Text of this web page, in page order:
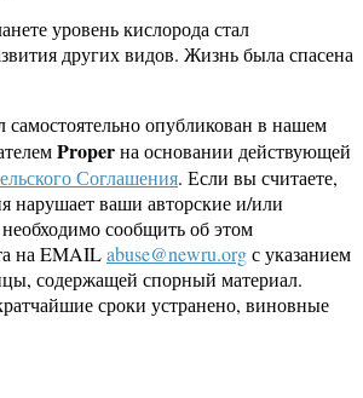
уровень кислорода стал
других видов. Жизнь была спасена
опубликован в нашем
Properна основании действующей
Соглашения. Если вы считаете,
нарушает ваши авторские и/или
сообщить об этом
на EMAILabuse@newru.orgс указанием
содержащей спорный материал.
сроки устранено, виновные